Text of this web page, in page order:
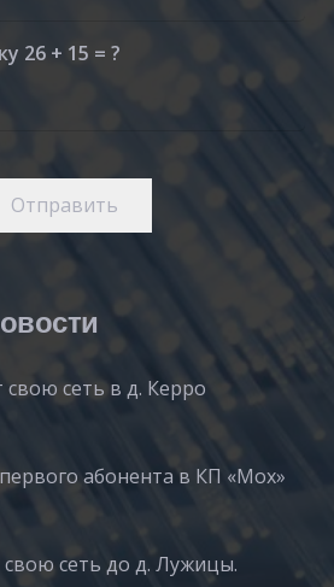
26 + 15 = ?
Отправить
свою сеть в д. Керро
абонента в КП «Мох»
сеть до д. Лужицы.